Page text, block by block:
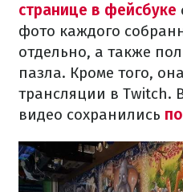
странице в фейсбуке
фото каждого
отдельно, а также
пазла. Кроме того,
трансляции в Twitch.
видео сохранились